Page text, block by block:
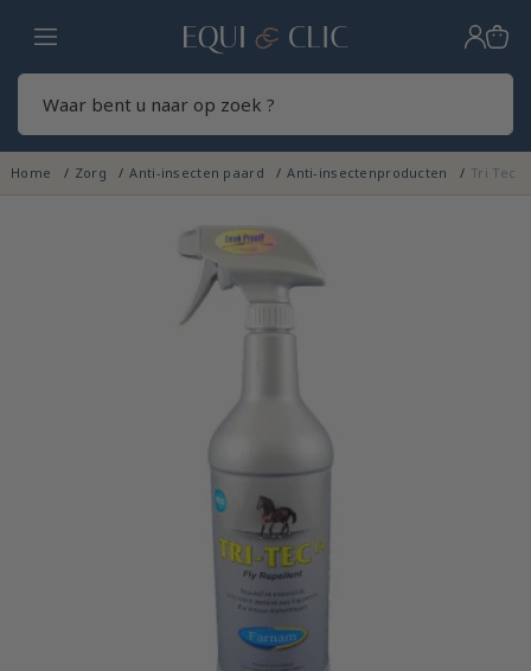
Home
Home Zorg Anti-insecten paard Anti-insectenproducten Tri Tec